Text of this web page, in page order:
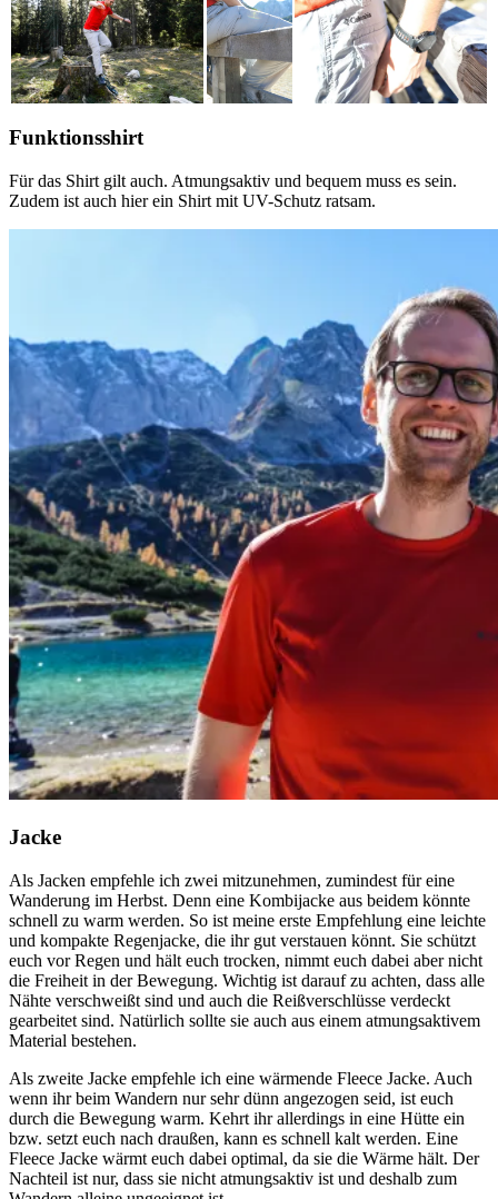
Funktionsshirt
Für das Shirt gilt auch. Atmungsaktiv und bequem muss es sein.
Zudem ist auch hier ein Shirt mit UV-Schutz ratsam.
Jacke
Als Jacken empfehle ich zwei mitzunehmen, zumindest für eine
Wanderung im Herbst. Denn eine Kombijacke aus beidem könnte
schnell zu warm werden. So ist meine erste Empfehlung eine leichte
und kompakte Regenjacke, die ihr gut verstauen könnt. Sie schützt
euch vor Regen und hält euch trocken, nimmt euch dabei aber nicht
die Freiheit in der Bewegung. Wichtig ist darauf zu achten, dass alle
Nähte verschweißt sind und auch die Reißverschlüsse verdeckt
gearbeitet sind. Natürlich sollte sie auch aus einem atmungsaktivem
Material bestehen.
Als zweite Jacke empfehle ich eine wärmende Fleece Jacke. Auch
wenn ihr beim Wandern nur sehr dünn angezogen seid, ist euch
durch die Bewegung warm. Kehrt ihr allerdings in eine Hütte ein
bzw. setzt euch nach draußen, kann es schnell kalt werden. Eine
Fleece Jacke wärmt euch dabei optimal, da sie die Wärme hält. Der
Nachteil ist nur, dass sie nicht atmungsaktiv ist und deshalb zum